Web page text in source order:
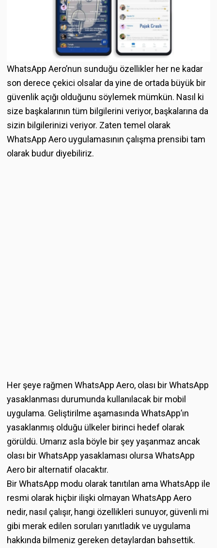
WhatsApp Aero’nun sunduğu özellikler her ne kadar
son derece çekici olsalar da yine de ortada büyük bir
güvenlik açığı olduğunu söylemek mümkün. Nasıl ki
size başkalarının tüm bilgilerini veriyor, başkalarına da
sizin bilgilerinizi veriyor. Zaten temel olarak
WhatsApp Aero uygulamasının çalışma prensibi tam
olarak budur diyebiliriz.
Her şeye rağmen WhatsApp Aero, olası bir WhatsApp
yasaklanması durumunda kullanılacak bir mobil
uygulama. Geliştirilme aşamasında WhatsApp’ın
yasaklanmış olduğu ülkeler birinci hedef olarak
görüldü. Umarız asla böyle bir şey yaşanmaz ancak
olası bir WhatsApp yasaklaması olursa WhatsApp
Aero bir alternatif olacaktır.
Bir WhatsApp modu olarak tanıtılan ama WhatsApp ile
resmi olarak hiçbir ilişki olmayan WhatsApp Aero
nedir, nasıl çalışır, hangi özellikleri sunuyor, güvenli mi
gibi merak edilen soruları yanıtladık ve uygulama
hakkında bilmeniz gereken detaylardan bahsettik.